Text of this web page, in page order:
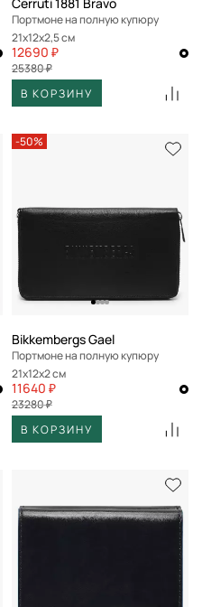
Портмоне на полную купюру
21x12x2,5 см
12690 ₽
25380 ₽
В КОРЗИНУ
-50%
Bikkembergs Gael
Портмоне на полную купюру
21x12x2 см
11640 ₽
23280 ₽
В КОРЗИНУ